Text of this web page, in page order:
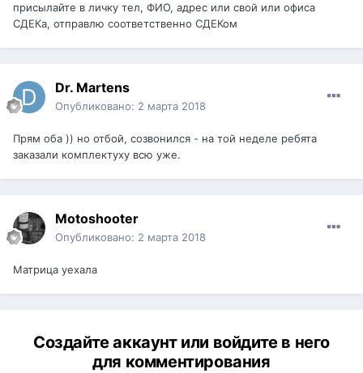
присылайте в личку тел, ФИО, адрес или свой или офиса
СДЕКа, отправлю соответственно СДЕКом
Dr. Martens
Опубликовано: 2 марта 2018
Прям оба )) но отбой, созвонился - на той неделе ребята
заказали комплектуху всю уже.
Motoshooter
Опубликовано: 2 марта 2018
Матрица уехала
Создайте аккаунт или войдите в него
для комментирования